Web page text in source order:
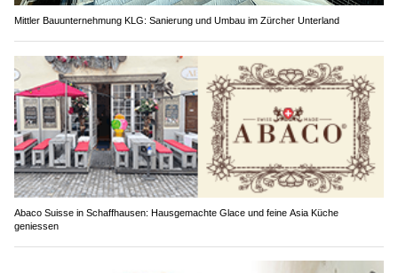
Mittler Bauunternehmung KLG: Sanierung und Umbau im Zürcher Unterland
Abaco Suisse in Schaffhausen: Hausgemachte Glace und feine Asia Küche
geniessen